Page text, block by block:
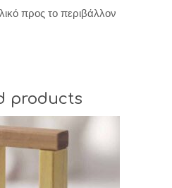
προς το περιβάλλον
products